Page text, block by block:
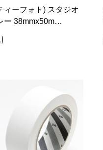
ィーフォト) スタジオ
ー 38mmx50m